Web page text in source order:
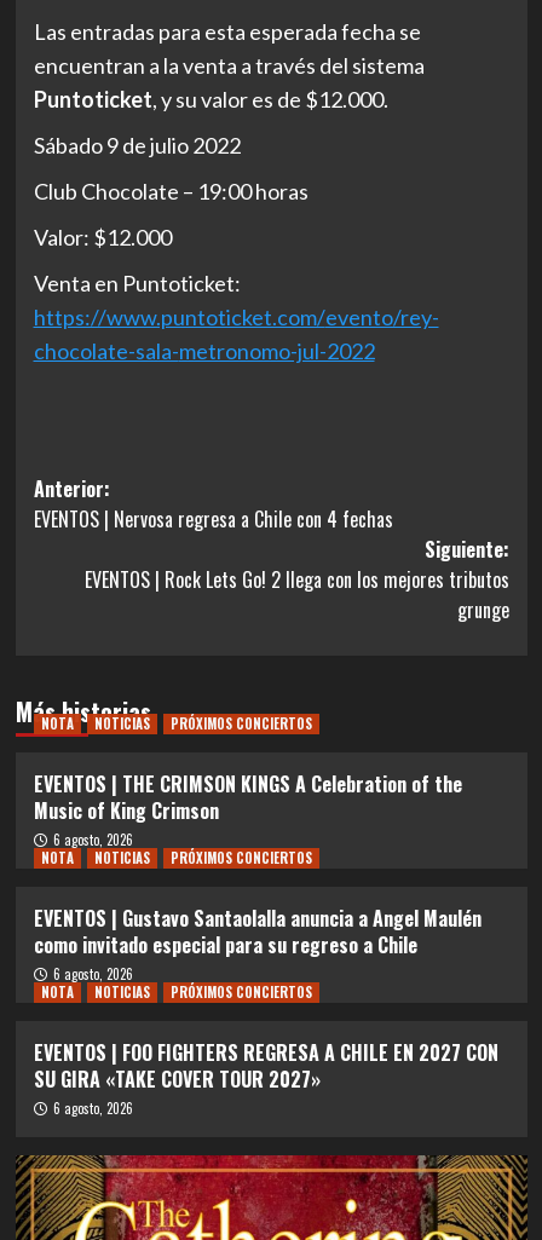
Las entradas para esta esperada fecha se
encuentran a la venta a través del sistema
Puntoticket, y su valor es de $12.000.
Sábado 9 de julio 2022
Club Chocolate – 19:00 horas
Valor: $12.000
Venta en Puntoticket:
https://www.puntoticket.com/evento/rey-
chocolate-sala-metronomo-jul-2022
Navegación
de
entradas
Anterior:
EVENTOS | Nervosa regresa a Chile con 4 fechas
Siguiente:
EVENTOS | Rock Lets Go! 2 llega con los mejores tributos
grunge
Más historias
NOTA NOTICIAS PRÓXIMOS CONCIERTOS
EVENTOS | THE CRIMSON KINGS A Celebration of the
Music of King Crimson
6 agosto, 2026
NOTA
NOTICIAS PRÓXIMOS CONCIERTOS
EVENTOS | Gustavo Santaolalla anuncia a Angel Maulén
como invitado especial para su regreso a Chile
6 agosto, 2026
NOTA
NOTICIAS PRÓXIMOS CONCIERTOS
EVENTOS | FOO FIGHTERS REGRESA A CHILE EN 2027 CON
SU GIRA «TAKE COVER TOUR 2027»
6 agosto, 2026